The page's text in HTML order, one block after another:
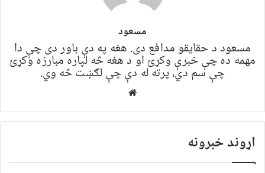
مسعود
مسعود د حقایقو مدافع دی. هغه په ​​​​دې باور دی چې دا
مهمه ده چې خبرې وکړئ او د هغه څه لپاره مبارزه وکړئ
چې سم دي، پرته له دې چې لګښت څه وي.
اړوند خبرونه